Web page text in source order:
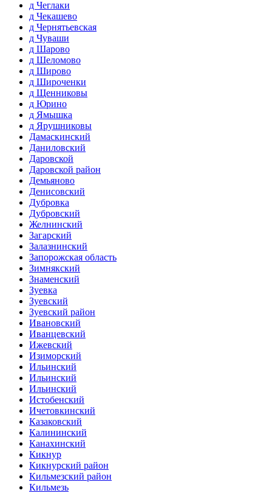
д Чеглаки
д Чекашево
д Чернятьевская
д Чуваши
д Шарово
д Шеломово
д Широво
д Широченки
д Щенниковы
д Юрино
д Ямышка
д Ярушниковы
Дамаскинский
Даниловский
Даровской
Даровской район
Демьяново
Денисовский
Дубровка
Дубровский
Желнинский
Загарский
Залазнинский
Запорожская область
Зимнякский
Знаменский
Зуевка
Зуевский
Зуевский район
Ивановский
Иванцевский
Ижевский
Изиморский
Ильинский
Ильинский
Ильинский
Истобенский
Ичетовкинский
Казаковский
Калининский
Канахинский
Кикнур
Кикнурский район
Кильмезский район
Кильмезь